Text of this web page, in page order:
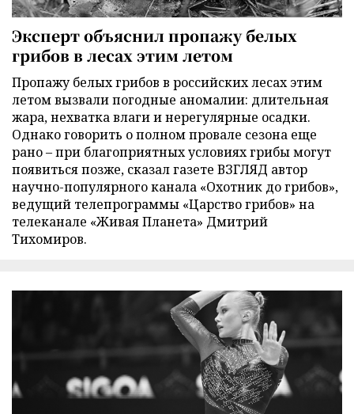
Эксперт объяснил пропажу белых
грибов в лесах этим летом
Пропажу белых грибов в российских лесах этим
летом вызвали погодные аномалии: длительная
жара, нехватка влаги и нерегулярные осадки.
Однако говорить о полном провале сезона еще
рано – при благоприятных условиях грибы могут
появиться позже, сказал газете ВЗГЛЯД автор
научно-популярного канала «Охотник до грибов»,
ведущий телепрограммы «Царство грибов» на
телеканале «Живая Планета» Дмитрий
Тихомиров.